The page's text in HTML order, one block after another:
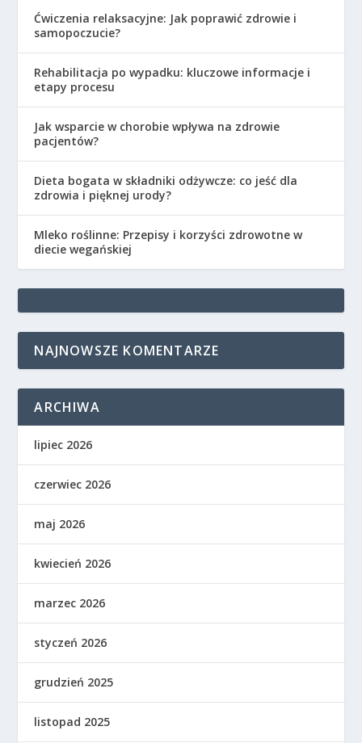
Ćwiczenia relaksacyjne: Jak poprawić zdrowie i
samopoczucie?
Rehabilitacja po wypadku: kluczowe informacje i
etapy procesu
Jak wsparcie w chorobie wpływa na zdrowie
pacjentów?
Dieta bogata w składniki odżywcze: co jeść dla
zdrowia i pięknej urody?
Mleko roślinne: Przepisy i korzyści zdrowotne w
diecie wegańskiej
NAJNOWSZE KOMENTARZE
ARCHIWA
lipiec 2026
czerwiec 2026
maj 2026
kwiecień 2026
marzec 2026
styczeń 2026
grudzień 2025
listopad 2025